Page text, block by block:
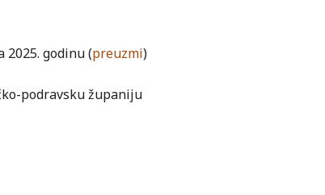
godinu (preuzmi)
podravsku županiju